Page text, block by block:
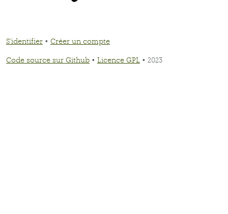
S'identifier • Créer un compte
Code source sur Github • Licence GPL • 2023